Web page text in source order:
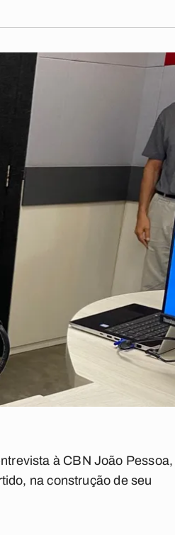
à CBN João Pessoa,
na construção de seu